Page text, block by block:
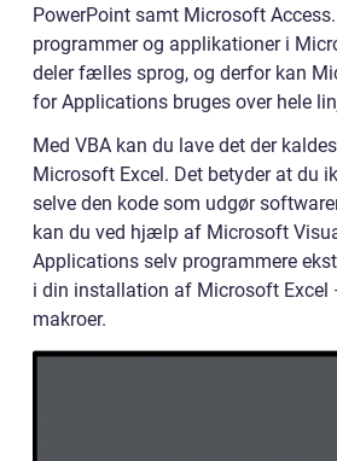
PowerPoint samt Microsoft
programmer og applikationer i
deler fælles sprog, og derfor kan
for Applications bruges over hele
Med VBA kan du lave det der
Microsoft Excel. Det betyder at du
selve den kode som udgør
kan du ved hjælp af Microsoft
Applications selv programmere
i din installation af Microsoft Excel
makroer.